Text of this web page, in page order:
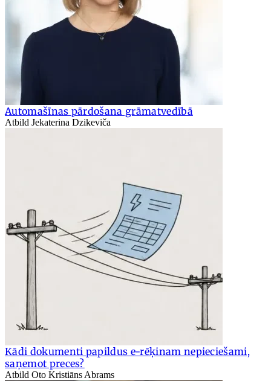
Automašīnas pārdošana grāmatvedībā
Atbild Jekaterina Dzikeviča
Kādi dokumenti papildus e-rēķinam nepieciešami,
saņemot preces?
Atbild Oto Kristiāns Abrams